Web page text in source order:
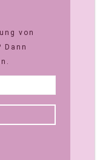
von
Dann